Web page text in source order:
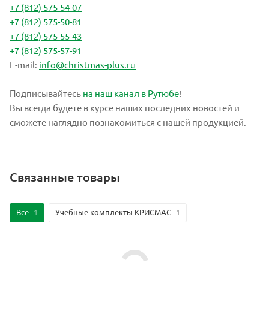
+7 (812) 575-54-07
+7 (812) 575-50-81
+7 (812) 575-55-43
+7 (812) 575-57-91
E-mail: info@christmas-plus.ru
Подписывайтесь на наш канал в Рутюбе!
Вы всегда будете в курсе наших последних новостей и
сможете наглядно познакомиться с нашей продукцией.
Связанные товары
Все 1 Учебные комплекты КРИСМАС 1